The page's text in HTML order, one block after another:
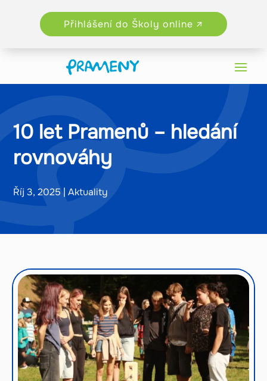
Přihlášení do Školy online ↗
10 let Pramenů – hledání
rovnováhy
Říj 3, 2025|Aktuality